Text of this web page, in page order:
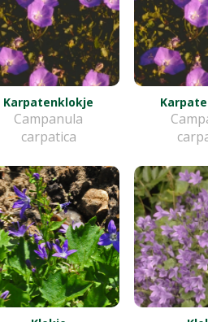
Karpatenklokje
Campanula
carpatica